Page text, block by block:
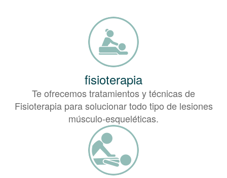
fisioterapia
Te ofrecemos tratamientos y técnicas de
Fisioterapia para solucionar todo tipo de lesiones
músculo-esqueléticas.